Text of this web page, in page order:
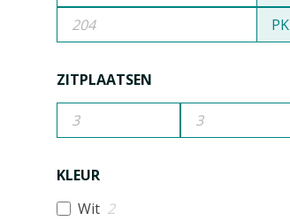
PK
ZITPLAATSEN
KLEUR
Wit 2